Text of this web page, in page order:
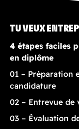
TU VEUX
4 étapes faciles
en diplôme
01 – Préparation
candidature
02 – Entrevue de
03 – Évaluation